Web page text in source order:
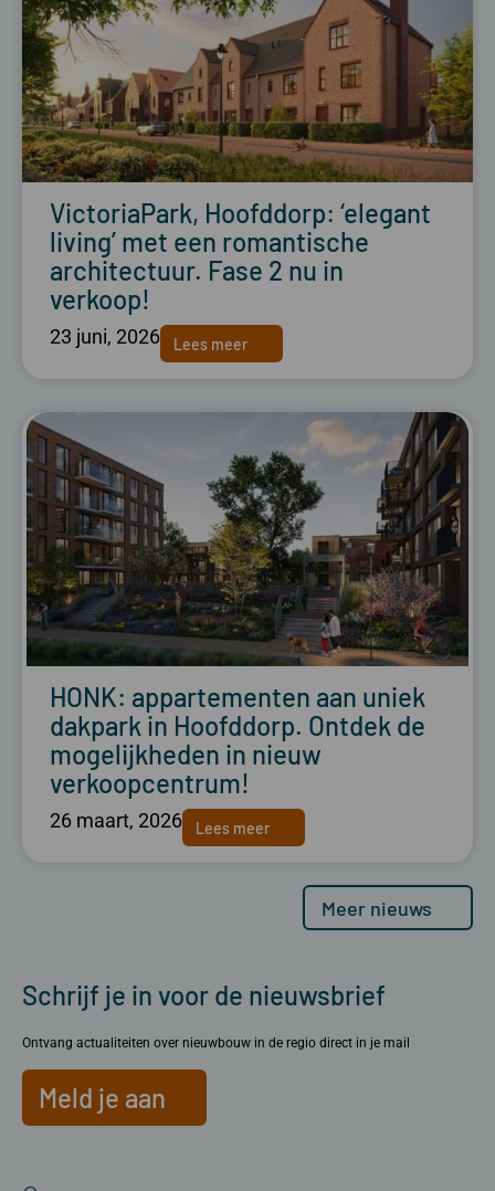
VictoriaPark, Hoofddorp: ‘elegant
living’ met een romantische
architectuur. Fase 2 nu in
verkoop!
23 juni, 2026 Lees meer
HONK: appartementen aan uniek
dakpark in Hoofddorp. Ontdek de
mogelijkheden in nieuw
verkoopcentrum!
26 maart, 2026 Lees meer
Meer nieuws
Schrijf je in voor de nieuwsbrief
Ontvang actualiteiten over nieuwbouw in de regio direct in je mail
Meld je aan